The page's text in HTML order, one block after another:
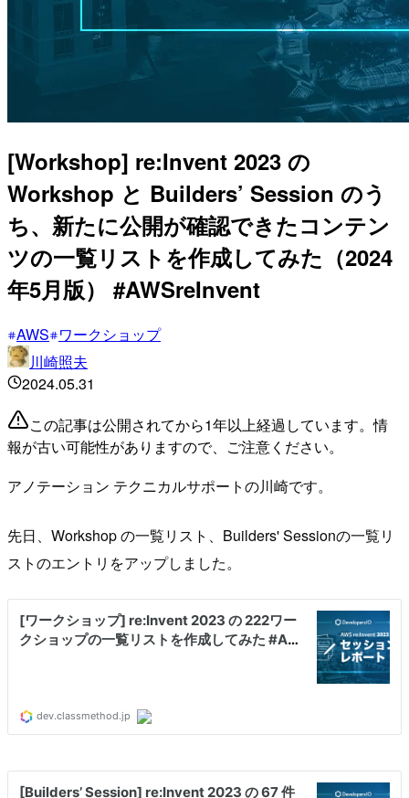
[Workshop] re:Invent 2023 の
Workshop と Builders’ Session のう
ち、新たに公開が確認できたコンテン
ツの一覧リストを作成してみた（2024
年5月版） #AWSreInvent
AWS ワークショップ
川崎照夫
2024.05.31
この記事は公開されてから1年以上経過しています。情
報が古い可能性がありますので、ご注意ください。
アノテーション テクニカルサポートの川崎です。
先日、Workshop の一覧リスト、Builders' Sessionの一覧リ
ストのエントリをアップしました。